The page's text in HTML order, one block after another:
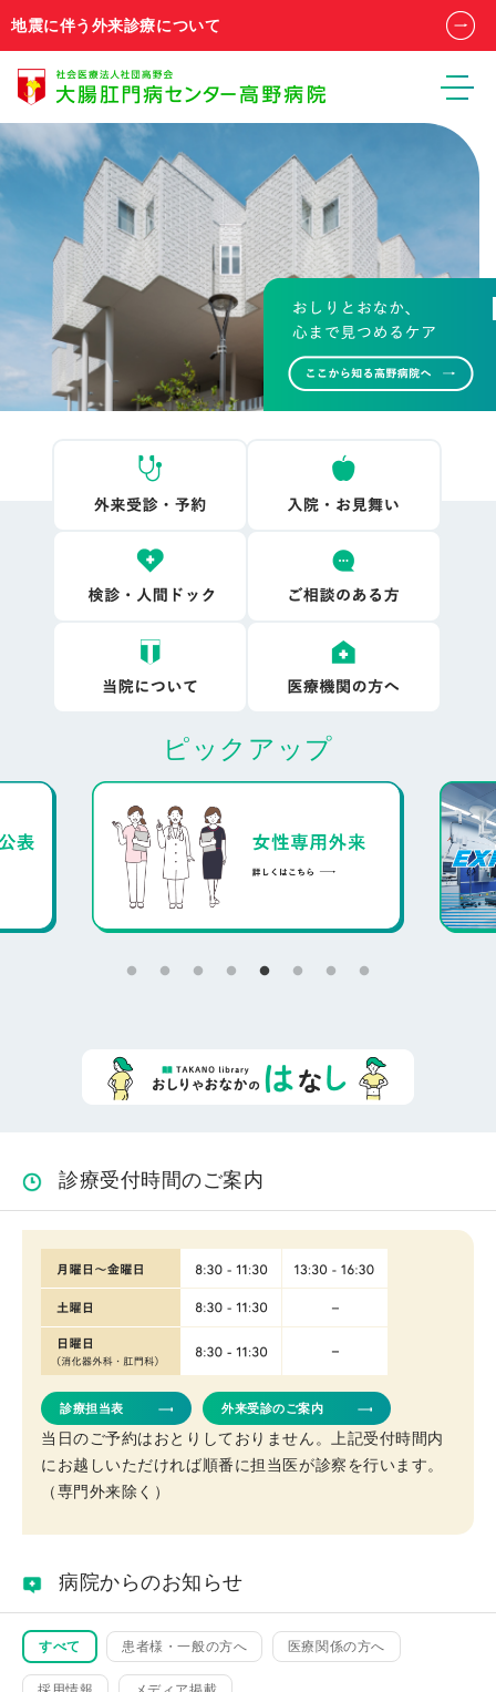
地震に伴う外来診療について
ピックアップ
診療受付時間のご案内
診療担当表 外来受診のご案内
当日のご予約はおとりしておりません。上記受付時間内
にお越しいただければ順番に担当医が診察を行います。
（専門外来除く）
病院からのお知らせ
すべて 患者様・一般の方へ 医療関係の方へ